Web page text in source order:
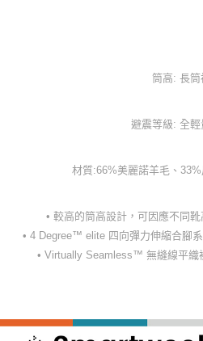
筒高: 長筒
避震等級: 全輕
材質:66%美麗諾羊毛、
• 較高的筒高設計，可因應不同
• 4 Degree™ elite 四向彈力伸縮合腳
• Virtually Seamless™ 無縫線平織